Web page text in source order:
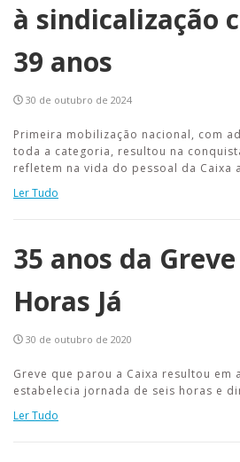
à sindicalização
39 anos
30 de outubro de 2024
Primeira mobilização nacional, com
toda a categoria, resultou na
refletem na vida do pessoal da Caixa
Ler Tudo
35 anos da
Horas Já
30 de outubro de 2020
Greve que parou a Caixa resultou em
estabelecia jornada de seis horas e
Ler Tudo